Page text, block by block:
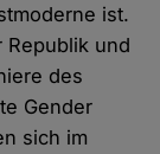
ist.
Republik und
des
Gender
sich im